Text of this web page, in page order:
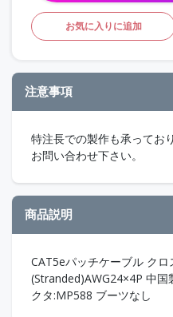
お気に入りに追加
注意事項
特注長での製作も承ってお
お問い合わせ下さい。
商品説明
CAT5eパッチケーブル ク
(Stranded)AWG24×4P 中
クタ:MP588 ブーツなし